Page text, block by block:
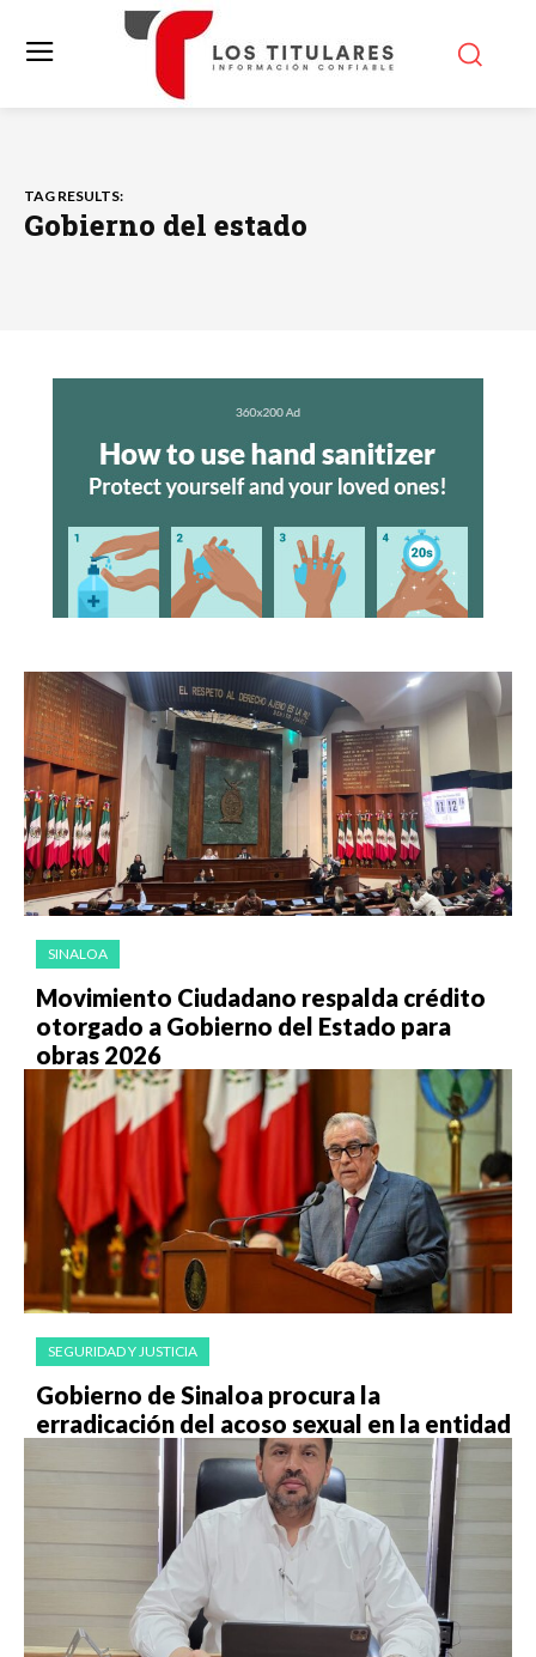
TAG RESULTS:
Gobierno del estado
SINALOA
Movimiento Ciudadano respalda crédito
otorgado a Gobierno del Estado para
obras 2026
SEGURIDAD Y JUSTICIA
Gobierno de Sinaloa procura la
erradicación del acoso sexual en la entidad